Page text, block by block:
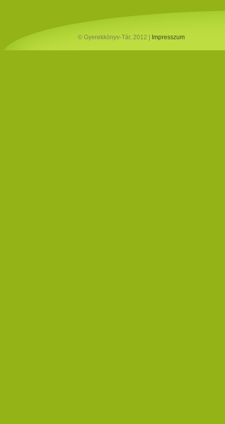
© Gyerekkönyv-Tár, 2012 | Impresszum